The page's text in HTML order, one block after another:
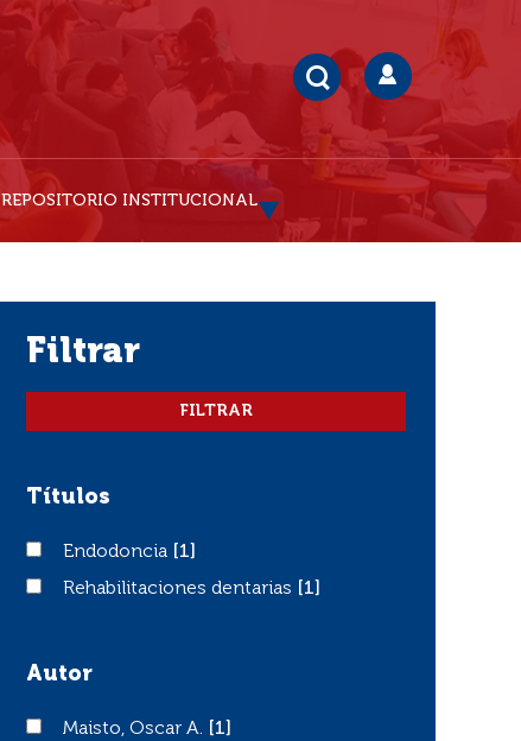
REPOSITORIO INSTITUCIONAL
filtrar
Títulos
Endodoncia
Endodoncia
[1]
Rehabilitaciones dentarias
Rehabilitaciones dentarias [1]
Autor
Maisto, Oscar A.
Maisto, Oscar A.
[1]